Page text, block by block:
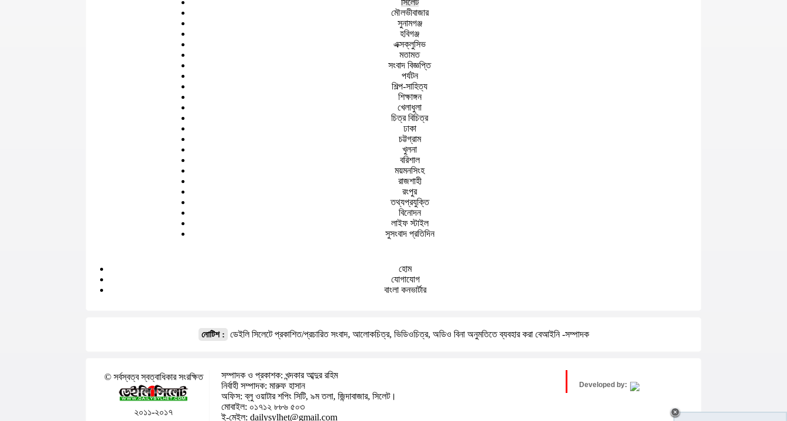
সিলেট
মৌলভীবাজার
সুনামগঞ্জ
হবিগঞ্জ
এক্সক্লুসিভ
মতামত
সংবাদ বিজ্ঞপ্তি
পর্যটন
শিল্প-সাহিত্য
শিক্ষাঙ্গন
খেলাধুলা
চিত্র বিচিত্র
ঢাকা
চট্টগ্রাম
খুলনা
বরিশাল
ময়মনসিংহ
রাজশাহী
রংপুর
তথ্যপ্রযুক্তি
বিনোদন
লাইফ স্টাইল
সুসংবাদ প্রতিদিন
হোম
যোগাযোগ
বাংলা কনভার্টার
নোটিশ : ডেইলি সিলেটে প্রকাশিত/প্রচারিত সংবাদ, আলোকচিত্র, ভিডিওচিত্র, অডিও বিনা অনুমতিতে ব্যবহার করা বেআইনি -সম্পাদক
© সর্বস্বত্ব স্বত্বাধিকার সংরক্ষিত
২০১১-২০১৭
সম্পাদক ও প্রকাশক: খন্দকার আব্দুর রহিম
নির্বাহী সম্পাদক: মারুফ হাসান
অফিস: ব্লু ওয়াটার শপিং সিটি, ৯ম তলা, জিন্দাবাজার, সিলেট।
মোবাইল: ০১৭১২ ৮৮৬ ৫০৩
ই-মেইল: dailysylhet@gmail.com
Developed by: